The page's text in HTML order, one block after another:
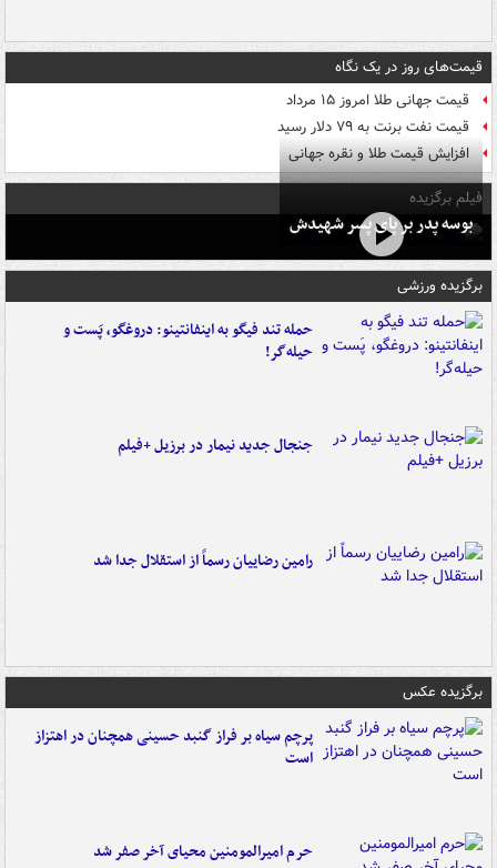
قیمت‌های روز در یک نگاه
قیمت جهانی طلا امروز ۱۵ مرداد
قیمت نفت برنت به ۷۹ دلار رسید
افزایش قیمت طلا و نقره جهانی
فیلم برگزیده
بوسه‌ پدر بر پای پسر شهیدش
برگزیده ورزشی
حمله تند فیگو به اینفانتینو: دروغگو، پَست‌ و
حیله‌گر!
جنجال جدید نیمار در برزیل +فیلم
رامین رضاییان رسماً از استقلال جدا شد
برگزیده عکس
پرچم سیاه بر فراز گنبد حسینی همچنان در اهتزاز
است
حرم امیرالمومنین محیای آخر صفر شد